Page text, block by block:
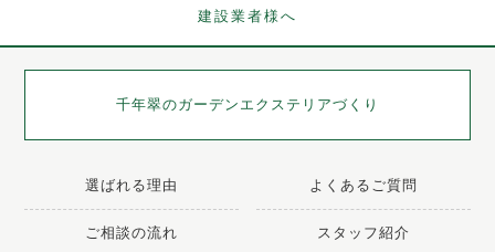
建設業者様へ
千年翠のガーデンエクステリアづくり
選ばれる理由 よくあるご質問
ご相談の流れ スタッフ紹介